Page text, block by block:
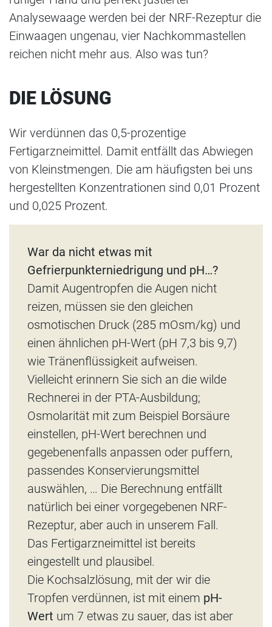
Analysewaage werden bei der NRF-Rezeptur die
Einwaagen ungenau, vier Nachkommastellen
reichen nicht mehr aus. Also was tun?
DIE LÖSUNG
Wir verdünnen das 0,5-prozentige
Fertigarzneimittel. Damit entfällt das Abwiegen
von Kleinstmengen. Die am häufigsten bei uns
hergestellten Konzentrationen sind 0,01 Prozent
und 0,025 Prozent.
War da nicht etwas mit
Gefrierpunkterniedrigung und pH…?
Damit Augentropfen die Augen nicht
reizen, müssen sie den gleichen
osmotischen Druck (285 mOsm/kg) und
einen ähnlichen pH-Wert (pH 7,3 bis 9,7)
wie Tränenflüssigkeit aufweisen.
Vielleicht erinnern Sie sich an die wilde
Rechnerei in der PTA-Ausbildung;
Osmolarität mit zum Beispiel Borsäure
einstellen, pH-Wert berechnen und
gegebenenfalls anpassen oder puffern,
passendes Konservierungsmittel
auswählen, … Die Berechnung entfällt
natürlich bei einer vorgegebenen NRF-
Rezeptur, aber auch in unserem Fall.
Das Fertigarzneimittel ist bereits
eingestellt und plausibel.
Die Kochsalzlösung, mit der wir die
Tropfen verdünnen, ist mit einem pH-
Wert um 7 etwas zu sauer, das ist aber